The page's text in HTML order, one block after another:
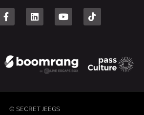
© SECRET JEEGS